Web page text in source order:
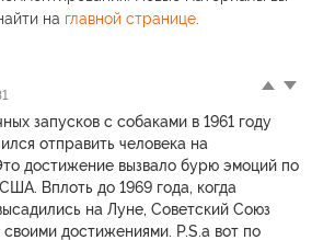
на главной странице.
запусков с собаками в 1961 году
отправить человека на
достижение вызвало бурю эмоций по
Вплоть до 1969 года, когда
на Луне, Советский Союз
достижениями. P.S.а вот по